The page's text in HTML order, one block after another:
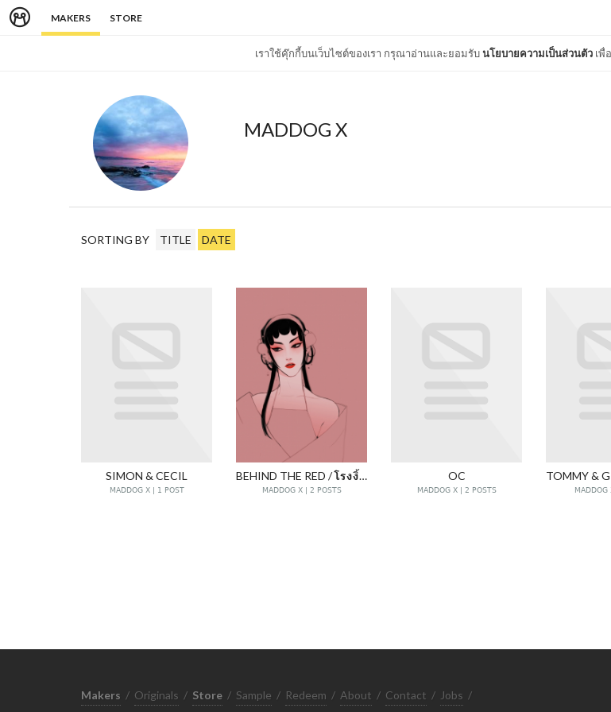
MAKERS STORE
เราใช้คุ๊กกี้บนเว็บไซต์ของเรา กรุณาอ่านและยอมรับนโยบายความเป็นส่วนตัว เพื่
MADDOG X
SORTING BY TITLE DATE
SIMON & CECIL
MADDOG X | 1 POST
BEHIND THE RED / โรงงิ้วจ้านป๋อ
MADDOG X | 2 POSTS
OC
MADDOG X | 2 POSTS
Makers / Originals / Store / Sample / Redeem / About / Contact / Jobs /